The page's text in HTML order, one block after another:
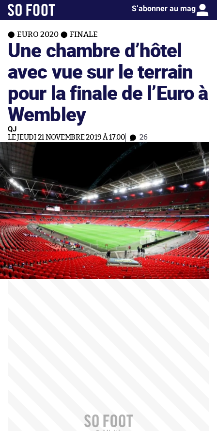
S’abonner au mag
EURO 2020 FINALE
Une chambre d’hôtel
avec vue sur le terrain
pour la finale de l’Euro à
Wembley
QJ
LE JEUDI 21 NOVEMBRE 2019 À 17:00 26